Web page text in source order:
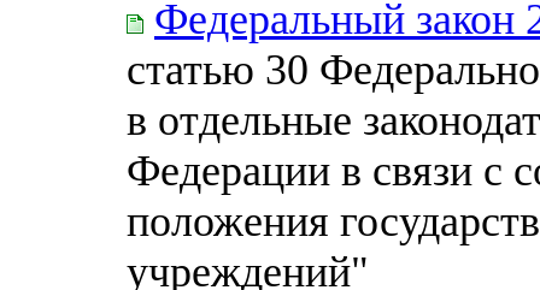
Федеральный закон
статью 30
в отдельные
Федерации в связи с
положения
учреждений"